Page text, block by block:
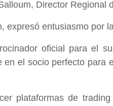
Director Regional
expresó entusiasmo por
oficial para el
el socio perfecto para
plataformas de